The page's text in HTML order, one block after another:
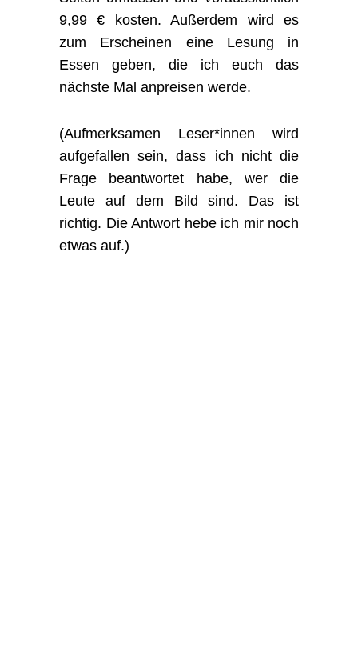
9,99 € kosten. Außerdem wird es
zum Erscheinen eine Lesung in
Essen geben, die ich euch das
nächste Mal anpreisen werde.
(Aufmerksamen Leser*innen wird
aufgefallen sein, dass ich nicht die
Frage beantwortet habe, wer die
Leute auf dem Bild sind. Das ist
richtig. Die Antwort hebe ich mir noch
etwas auf.)